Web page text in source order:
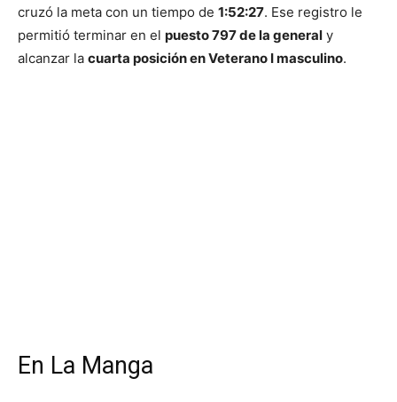
cruzó la meta con un tiempo de 1:52:27. Ese registro le
permitió terminar en el puesto 797 de la general y
alcanzar la cuarta posición en Veterano I masculino.
En La Manga